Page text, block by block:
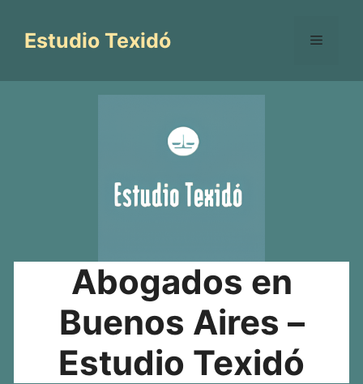
contenido
Estudio Texidó Menú
Abogados en
Buenos Aires –
Estudio Texidó